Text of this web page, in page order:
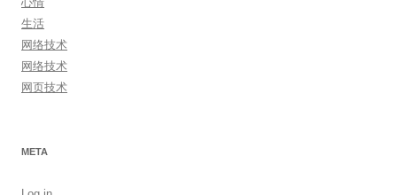
生活
网络技术
网络技术
网页技术
META